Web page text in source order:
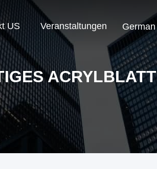
US Veranstaltungen German
ACRYLBLATT